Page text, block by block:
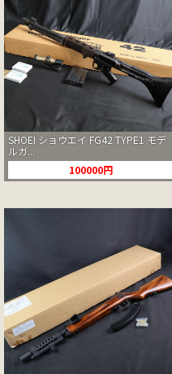
SHOEI ショウエイ FG42 TYPE1 モデ
ルガ...
100000円